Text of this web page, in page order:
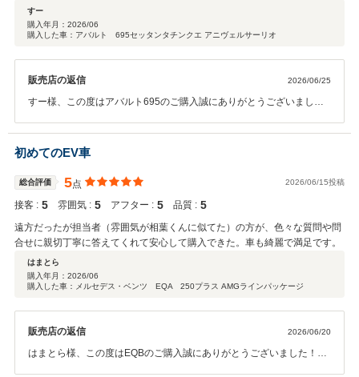
すー
購入年月： 2026/06
購入した車：アバルト 695セッタンタチンクエ アニヴェルサーリオ
販売店の返信 2026/06/25
すー様、この度はアバルト695のご購入誠にありがとうございまし
げます♪ アバルトに乗りたいとずっとお考えだったというお話でした
が、今回の1台は695の中でも更に特別な1台です･･･！ 見た目、中身
からたくさん乗って素敵なカーライフをお送りくださいね^ ^ またお車
の事で何かお力になれる事がございましたらお気軽にご相談ください
ませ！ 今後ともパッカーズをよろしくお願いいたします☆
初めてのEV車
総合評価 5点 2026/06/15投稿
接客 : 5 雰囲気 : 5 アフター : 5 品質 : 5
遠方だったが担当者（雰囲気が相葉くんに似てた）の方が、色々な質問や問
合せに親切丁寧に答えてくれて安心して購入できた。車も綺麗で満足です。
はまとら
購入年月： 2026/06
購入した車：メルセデス・ベンツ EQA 250プラス AMGラインパッケージ
販売店の返信 2026/06/20
はまとら様、この度はEQBのご購入誠にありがとうございました！ま